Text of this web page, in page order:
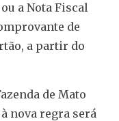
a Nota Fiscal
de
a partir do
de Mato
nova regra será